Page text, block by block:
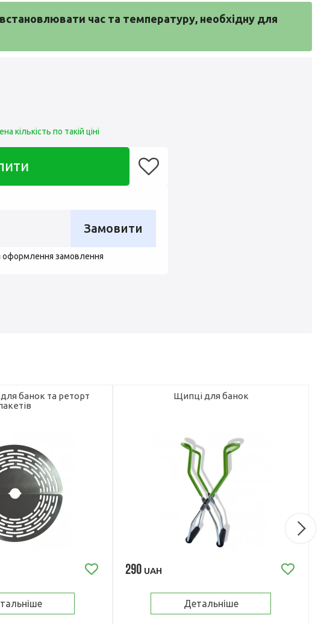
час та температуру, необхідну для
кількість по такій ціні
Замовити
замовлення
банок та реторт
Щипці для банок
290 UAH
Детальніше